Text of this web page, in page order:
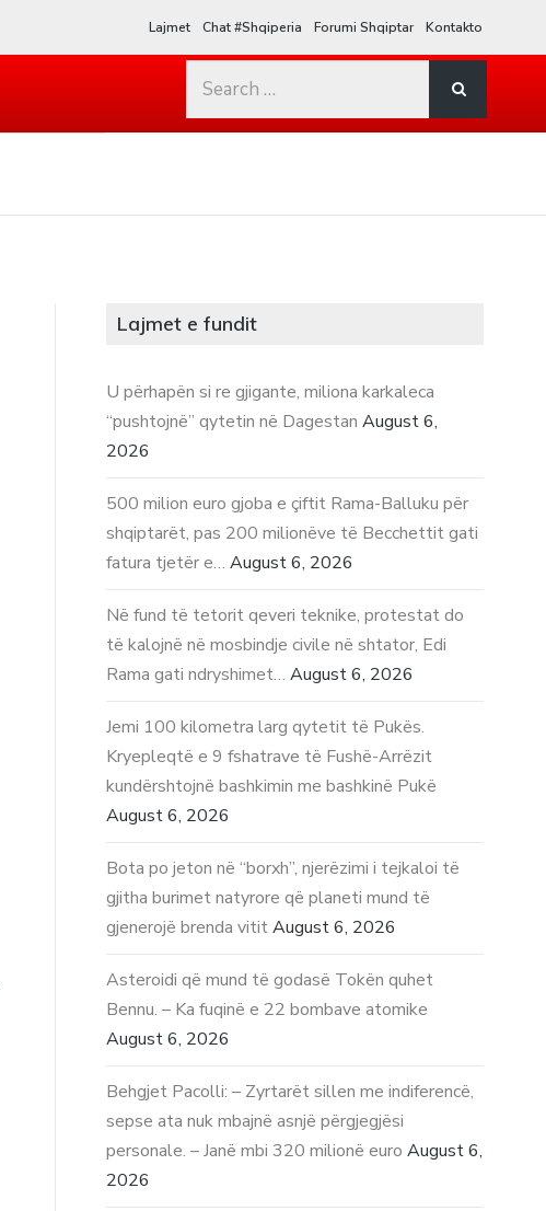
Lajmet Chat #Shqiperia Forumi Shqiptar Kontakto
Search
Lajmet e fundit
U përhapën si re gjigante, miliona karkaleca
“pushtojnë” qytetin në Dagestan August 6,
2026
500 milion euro gjoba e çiftit Rama-Balluku për
shqiptarët, pas 200 milionëve të Becchettit gati
fatura tjetër e… August 6, 2026
Në fund të tetorit qeveri teknike, protestat do
të kalojnë në mosbindje civile në shtator, Edi
Rama gati ndryshimet… August 6, 2026
Jemi 100 kilometra larg qytetit të Pukës.
Kryepleqtë e 9 fshatrave të Fushë-Arrëzit
kundërshtojnë bashkimin me bashkinë Pukë
August 6, 2026
Bota po jeton në “borxh”, njerëzimi i tejkaloi të
gjitha burimet natyrore që planeti mund të
gjenerojë brenda vitit August 6, 2026
Asteroidi që mund të godasë Tokën quhet
Bennu. – Ka fuqinë e 22 bombave atomike
August 6, 2026
Behgjet Pacolli: – Zyrtarët sillen me indiferencë,
sepse ata nuk mbajnë asnjë përgjegjësi
personale. – Janë mbi 320 milionë euro August 6,
2026